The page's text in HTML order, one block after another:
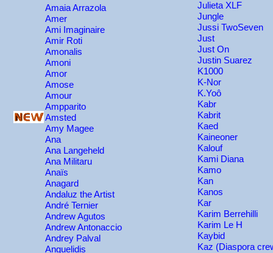
Julieta XLF
Jungle
Jussi TwoSeven
Just
Just On
Justin Suarez
K1000
K-Nor
K.Yoô
Kabr
Kabrit
Kaed
Kaineoner
Kalouf
Kami Diana
Kamo
Kan
Kanos
Kar
Karim Berrehilli
Karim Le H
Kaybid
Kaz (Diaspora
Amaia Arrazola
Amer
Ami Imaginaire
Amir Roti
Amonalis
Amoni
Amor
Amose
Amour
Ampparito
Amsted
Amy Magee
Ana
Ana Langeheld
Ana Militaru
Anaïs
Anagard
Andaluz the Artist
André Ternier
Andrew Agutos
Andrew Antonaccio
Andrey Palval
Anguelidis